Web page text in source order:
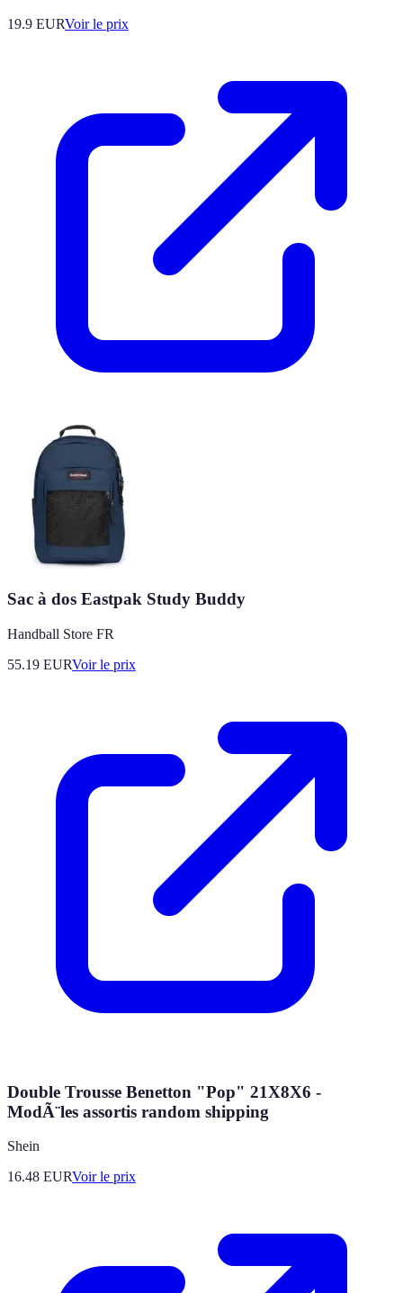
19.9 EURVoir le prix
Sac à dos Eastpak Study Buddy
Handball Store FR
55.19 EURVoir le prix
Double Trousse Benetton "Pop" 21X8X6 -
ModÃ¨les assortis random shipping
Shein
16.48 EURVoir le prix